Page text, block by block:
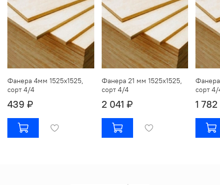
Фанера 4мм 1525х1525,
сорт 4/4
439 ₽
Фанера 21 мм 1525х1525,
сорт 4/4
2 041 ₽
сорт 4/
1